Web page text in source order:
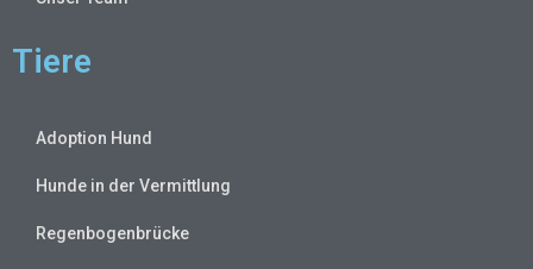
Tiere
Adoption Hund
Hunde in der Vermittlung
Regenbogenbrücke